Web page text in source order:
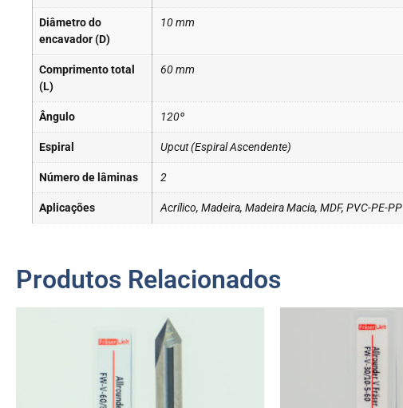
Diâmetro do
encavador (D)
10 mm
Comprimento total
(L)
60 mm
Ângulo 120º
Espiral Upcut (Espiral Ascendente)
Número de lâminas 2
Aplicações Acrílico, Madeira, Madeira Macia, MDF, PVC-PE-PP
Produtos Relacionados